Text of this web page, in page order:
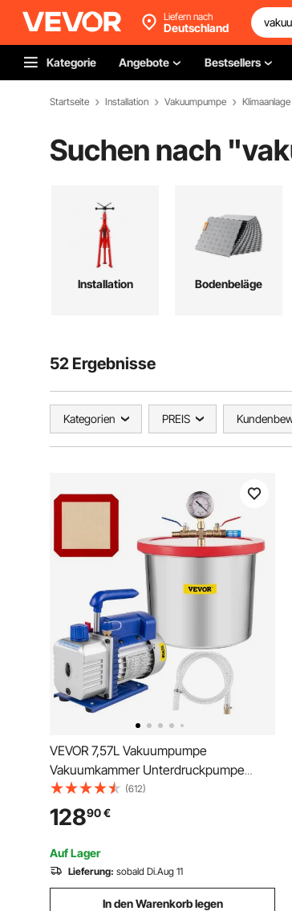
Liefern nach
Deutschland
Kategorie Angebote Bestsellers
Startseite Installation Vakuumpumpe
Suchen nach "
Installation Bodenbeläge
52 Ergebnisse
Kategorien PREIS
VEVOR 7,57L Vakuumpumpe
Vakuumkammer Unterdruckpumpe
113L/min 1/3PS Vakuumpumpe
(612)
12890€
Auf Lager
Lieferung: sobald Di.Aug 11
In den Warenkorb legen